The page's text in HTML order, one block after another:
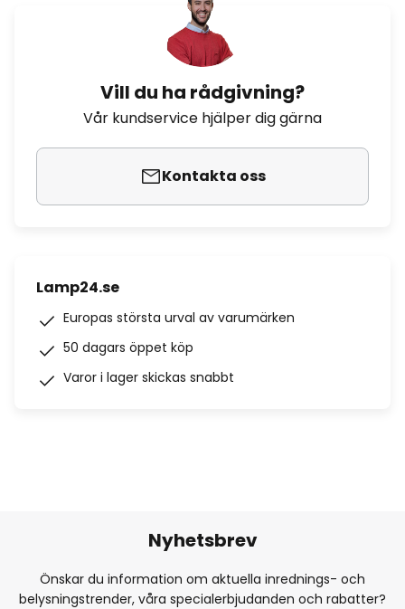
Vill du ha rådgivning?
Vår kundservice hjälper dig gärna
Kontakta oss
Lamp24.se
Europas största urval av varumärken
50 dagars öppet köp
Varor i lager skickas snabbt
Nyhetsbrev
Önskar du information om aktuella inrednings- och
belysningstrender, våra specialerbjudanden och rabatter?